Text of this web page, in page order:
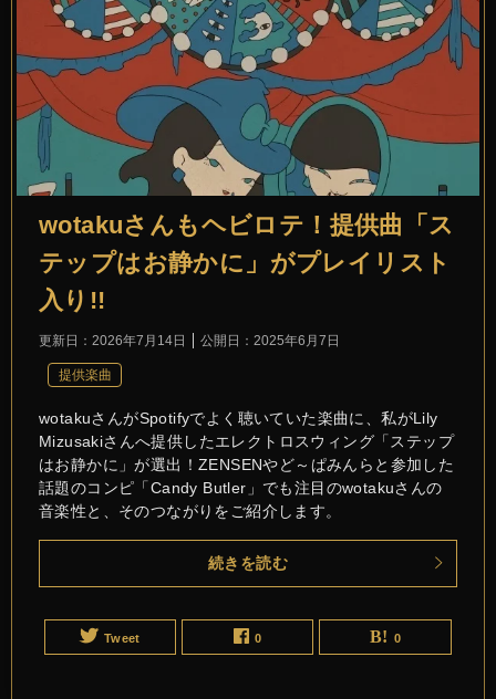
wotakuさんもヘビロテ！提供曲「ス
テップはお静かに」がプレイリスト
入り!!
更新日： 2026年7月14日 公開日： 2025年6月7日
提供楽曲
wotakuさんがSpotifyでよく聴いていた楽曲に、私がLily
Mizusakiさんへ提供したエレクトロスウィング「ステップ
はお静かに」が選出！ZENSENやど～ぱみんらと参加した
話題のコンピ「Candy Butler」でも注目のwotakuさんの
音楽性と、そのつながりをご紹介します。
続きを読む
Tweet 0 0